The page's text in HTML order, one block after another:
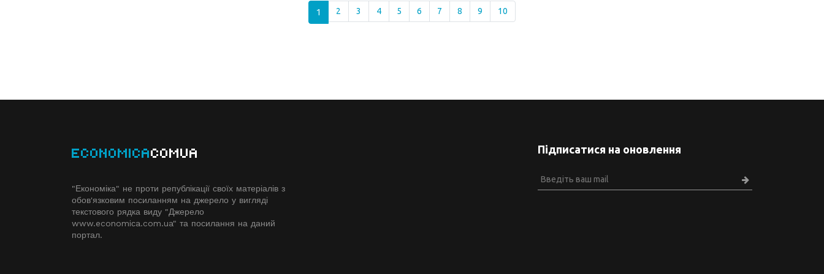
1 2 3 4 5 6 7 8 9 10
ECONOMICACOMUA
"Економіка" не проти републікації своїх матеріалів з
обов'язковим посиланням на джерело у вигляді
текстового рядка виду "Джерело
www.economiсa.com.ua" та посилання на даний
портал.
Підписатися на оновлення